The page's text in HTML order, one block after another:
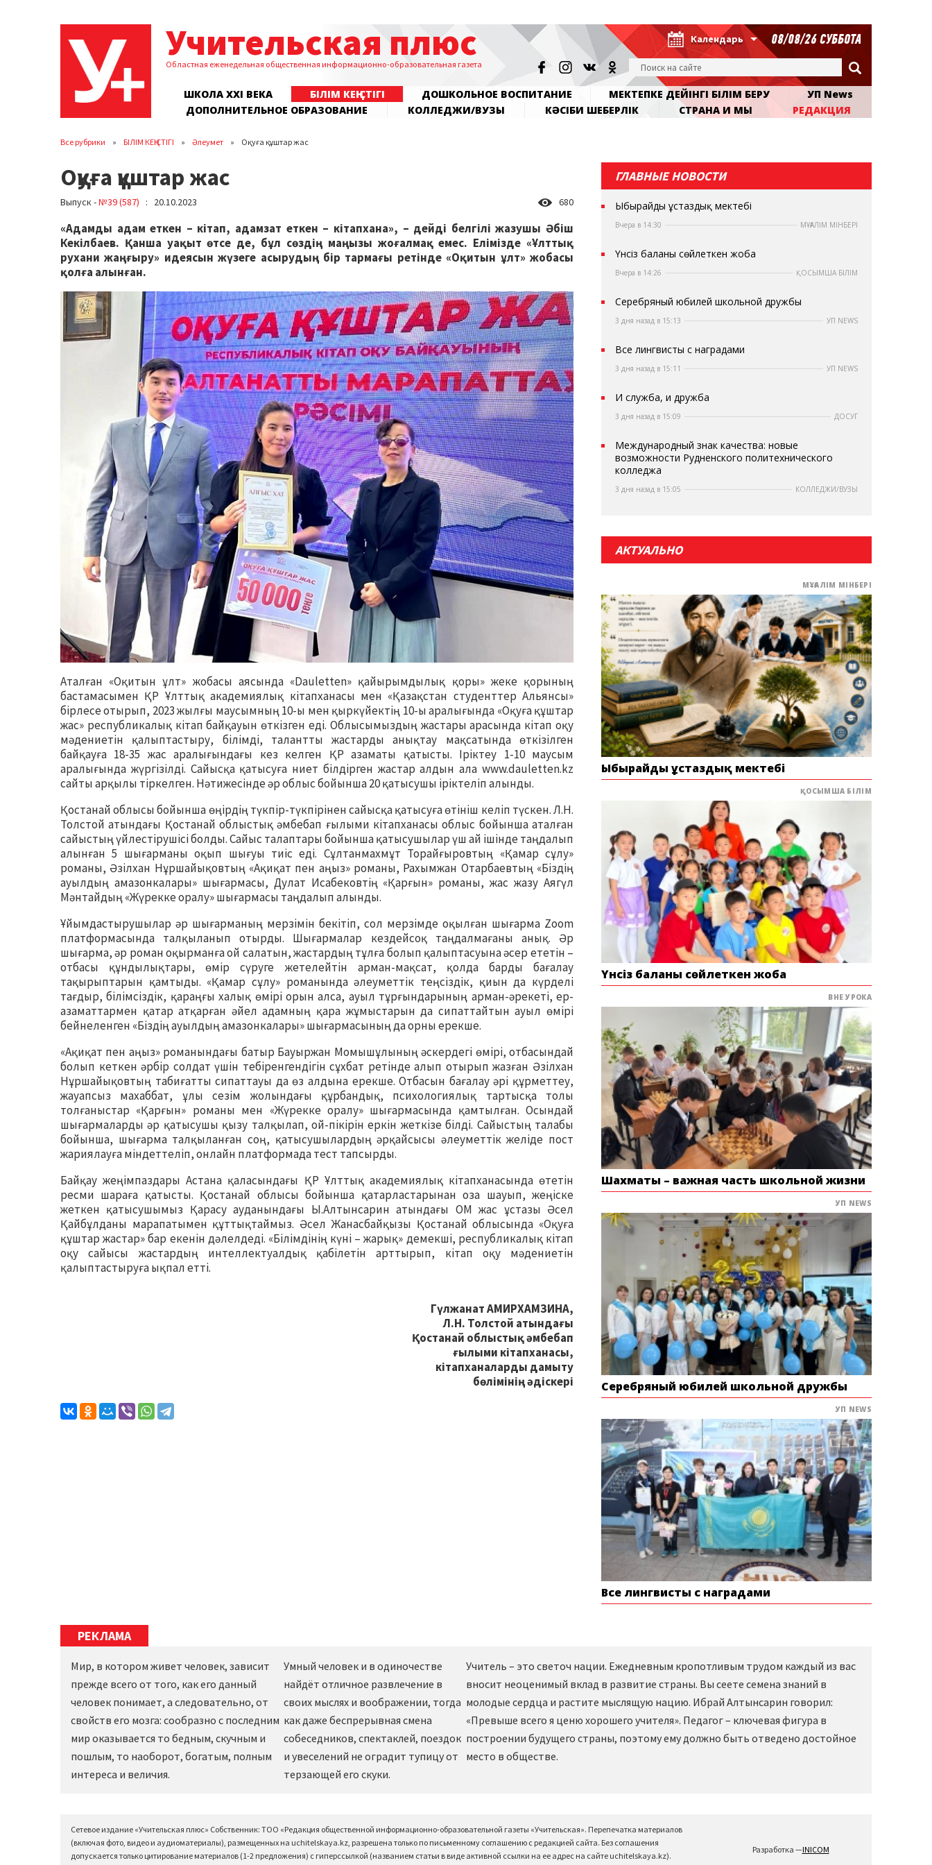
Учительская плюс
Областная еженедельная общественная информационно-образовательная газета
Календарь 08/08/26 СУББОТА
ШКОЛА XXI ВЕКА БІЛІМ КЕҢІСТІГІ ДОШКОЛЬНОЕ ВОСПИТАНИЕ МЕКТЕПКЕ ДЕЙІНГІ БІЛІМ БЕРУ
УП News
ДОПОЛНИТЕЛЬНОЕ ОБРАЗОВАНИЕ
КОЛЛЕДЖИ/ВУЗЫ КӘСІБИ ШЕБЕРЛІК СТРАНА И МЫ РЕДАКЦИЯ
Все рубрики БІЛІМ КЕҢІСТІГІ Әлеумет Оқуға құштар жас
Оқуға құштар жас
Выпуск -№39 (587) : 20.10.2023 680
«Адамды адам еткен – кітап, адамзат еткен – кітапхана», – дейді белгілі жазушы Әбіш
Кекілбаев. Қанша уақыт өтсе де, бұл сөздің маңызы жоғалмақ емес. Елімізде «Ұлттық
рухани жаңғыру» идеясын жүзеге асырудың бір тармағы ретінде «Оқитын ұлт» жобасы
қолға алынған.
Аталған «Оқитын ұлт» жобасы аясында «Dauletten» қайырымдылық қоры» жеке қорының
бастамасымен ҚР Ұлттық академиялық кітапханасы мен «Қазақстан студенттер Альянсы»
бірлесе отырып, 2023 жылғы маусымның 10-ы мен қыркүйектің 10-ы аралығында «Оқуға құштар
жас» республикалық кітап байқауын өткізген еді. Облысымыздың жастары арасында кітап оқу
мәдениетін қалыптастыру, білімді, талантты жастарды анықтау мақсатында өткізілген
байқауға 18-35 жас аралығындағы кез келген ҚР азаматы қатысты. Іріктеу 1-10 маусым
аралығында жүргізілді. Сайысқа қатысуға ниет білдірген жастар алдын ала www.dauletten.kz
сайты арқылы тіркелген. Нәтижесінде әр облыс бойынша 20 қатысушы іріктеліп алынды.
Қостанай облысы бойынша өңірдің түкпір-түкпірінен сайысқа қатысуға өтініш келіп түскен. Л.Н.
Толстой атындағы Қостанай облыстық әмбебап ғылыми кітапханасы облыс бойынша аталған
сайыстың үйлестірушісі болды. Сайыс талаптары бойынша қатысушылар үш ай ішінде таңдалып
алынған 5 шығарманы оқып шығуы тиіс еді. Сұлтанмахмұт Торайғыровтың «Қамар сұлу»
романы, Әзілхан Нұршайықовтың «Ақиқат пен аңыз» романы, Рахымжан Отарбаевтың «Біздің
ауылдың амазонкалары» шығармасы, Дулат Исабековтің «Қарғын» романы, жас жазу Аягүл
Мәнтайдың «Жүрекке оралу» шығармасы таңдалып алынды.
Ұйымдастырушылар әр шығарманың мерзімін бекітіп, сол мерзімде оқылған шығарма Zoom
платформасында талқыланып отырды. Шығармалар кездейсоқ таңдалмағаны анық. Әр
шығарма, әр роман оқырманға ой салатын, жастардың тұлға болып қалыптасуына әсер ететін –
отбасы құндылықтары, өмір сүруге жетелейтін арман-мақсат, қолда барды бағалау
тақырыптарын қамтыды. «Қамар сұлу» романында әлеуметтік теңсіздік, қиын да күрделі
тағдыр, білімсіздік, қараңғы халық өмірі орын алса, ауыл тұрғындарының арман-әрекеті, ер-
азаматтармен қатар атқарған әйел адамның қара жұмыстарын да сипаттайтын ауыл өмірі
бейнеленген «Біздің ауылдың амазонкалары» шығармасының да орны ерекше.
«Ақиқат пен аңыз» романындағы батыр Бауыржан Момышұлының әскердегі өмірі, отбасындай
болып кеткен әрбір солдат үшін тебіренгендігін сұхбат ретінде алып отырып жазған Әзілхан
Нұршайықовтың табиғатты сипаттауы да өз алдына ерекше. Отбасын бағалау әрі құрметтеу,
жауапсыз махаббат, ұлы сезім жолындағы құрбандық, психологиялық тартысқа толы
толғаныстар «Қарғын» романы мен «Жүрекке оралу» шығармасында қамтылған. Осындай
шығармаларды әр қатысушы қызу талқылап, ой-пікірін еркін жеткізе білді. Сайыстың талабы
бойынша, шығарма талқыланған соң, қатысушылардың әрқайсысы әлеуметтік желіде пост
жариялауға міндеттеліп, онлайн платформада тест тапсырды.
Байқау жеңімпаздары Астана қаласындағы ҚР Ұлттық академиялық кітапханасында өтетін
ресми шараға қатысты. Қостанай облысы бойынша қатарластарынан оза шауып, жеңіске
жеткен қатысушымыз Қарасу ауданындағы Ы.Алтынсарин атындағы ОМ жас ұстазы Әсел
Қайбұлданы марапатымен құттықтаймыз. Әсел Жанасбайқызы Қостанай облысында «Оқуға
құштар жастар» бар екенін дәлелдеді. «Білімдінің күні – жарық» демекші, республикалық кітап
оқу сайысы жастардың интеллектуалдық қабілетін арттырып, кітап оқу мәдениетін
қалыптастыруға ықпал етті.
Гүлжанат АМИРХАМЗИНА,
Л.Н. Толстой атындағы
Қостанай облыстық әмбебап
ғылыми кітапханасы,
кітапханаларды дамыту
бөлімінің әдіскері
ГЛАВНЫЕ НОВОСТИ
Ыбырайдың ұстаздық мектебі
Вчера в 14:30 МҰҒАЛІМ МІНБЕРІ
Үнсіз баланы сөйлеткен жоба
Вчера в 14:26 ҚОСЫМША БІЛІМ
Серебряный юбилей школьной дружбы
3 дня назад в 15:13 УП NEWS
Все лингвисты с наградами
3 дня назад в 15:11 УП NEWS
И служба, и дружба
3 дня назад в 15:09 ДОСУГ
Международный знак качества: новые
возможности Рудненского политехнического
колледжа
3 дня назад в 15:05 КОЛЛЕДЖИ/ВУЗЫ
АКТУАЛЬНО
МҰҒАЛІМ МІНБЕРІ
Ыбырайдың ұстаздық мектебі
ҚОСЫМША БІЛІМ
Үнсіз баланы сөйлеткен жоба
ВНЕ УРОКА
Шахматы – важная часть школьной жизни
УП NEWS
Серебряный юбилей школьной дружбы
УП NEWS
Все лингвисты с наградами
РЕКЛАМА
Мир, в котором живет человек, зависит
прежде всего от того, как его данный
человек понимает, а следовательно, от
свойств его мозга: сообразно с последним
мир оказывается то бедным, скучным и
пошлым, то наоборот, богатым, полным
интереса и величия.
Умный человек и в одиночестве
найдёт отличное развлечение в
своих мыслях и воображении, тогда
как даже беспрерывная смена
собеседников, спектаклей, поездок
и увеселений не оградит тупицу от
терзающей его скуки.
Учитель – это светоч нации. Ежедневным кропотливым трудом каждый из вас
вносит неоценимый вклад в развитие страны. Вы сеете семена знаний в
молодые сердца и растите мыслящую нацию. Ибрай Алтынсарин говорил:
«Превыше всего я ценю хорошего учителя». Педагог – ключевая фигура в
построении будущего страны, поэтому ему должно быть отведено достойное
место в обществе.
Сетевое издание «Учительская плюс» Собственник: ТОО «Редакция общественной информационно-образовательной газеты «Учительская». Перепечатка материалов
(включая фото, видео и аудиоматериалы), размещенных на uchitelskaya.kz, разрешена только по письменному соглашению с редакцией сайта. Без соглашения
допускается только цитирование материалов (1-2 предложения) с гиперссылкой (названием статьи в виде активной ссылки на ее адрес на сайте uchitelskaya.kz).
Разработка —INICOM